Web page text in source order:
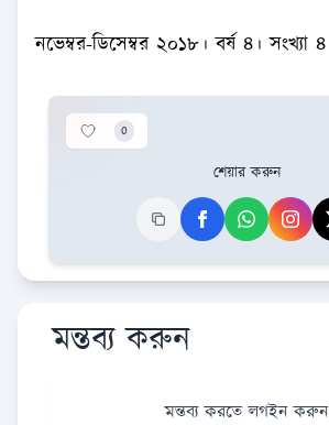
নভেম্বর-ডিসেম্বর ২০১৮। বর্ষ ৪। সংখ্যা ৪
0
শেয়ার করুন
মন্তব্য করুন
মন্তব্য করতে লগইন করুন